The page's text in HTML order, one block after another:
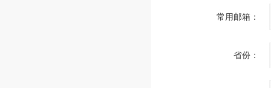
常用邮箱：
省份：